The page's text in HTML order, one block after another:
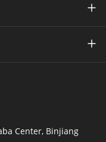
Center, Binjiang